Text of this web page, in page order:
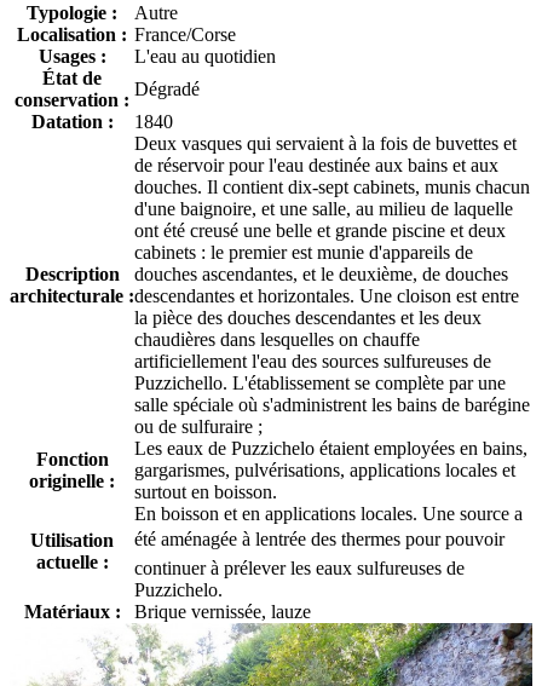
Typologie :
Autre
Localisation : France/Corse
Usages :
L'eau au quotidien
État de
conservation :
Dégradé
Datation :
1840
Description
architecturale :
Deux vasques qui servaient à la fois de buvettes et
de réservoir pour l'eau destinée aux bains et aux
douches. Il contient dix-sept cabinets, munis chacun
d'une baignoire, et une salle, au milieu de laquelle
ont été creusé une belle et grande piscine et deux
cabinets : le premier est munie d'appareils de
douches ascendantes, et le deuxième, de douches
descendantes et horizontales. Une cloison est entre
la pièce des douches descendantes et les deux
chaudières dans lesquelles on chauffe
artificiellement l'eau des sources sulfureuses de
Puzzichello. L'établissement se complète par une
salle spéciale où s'administrent les bains de barégine
ou de sulfuraire ;
Fonction
originelle :
Les eaux de Puzzichelo étaient employées en bains,
gargarismes, pulvérisations, applications locales et
surtout en boisson.
Utilisation
actuelle :
En boisson et en applications locales. Une source a
été aménagée à lentrée des thermes pour pouvoir
continuer à prélever les eaux sulfureuses de
Puzzichelo.
Matériaux :
Brique vernissée, lauze